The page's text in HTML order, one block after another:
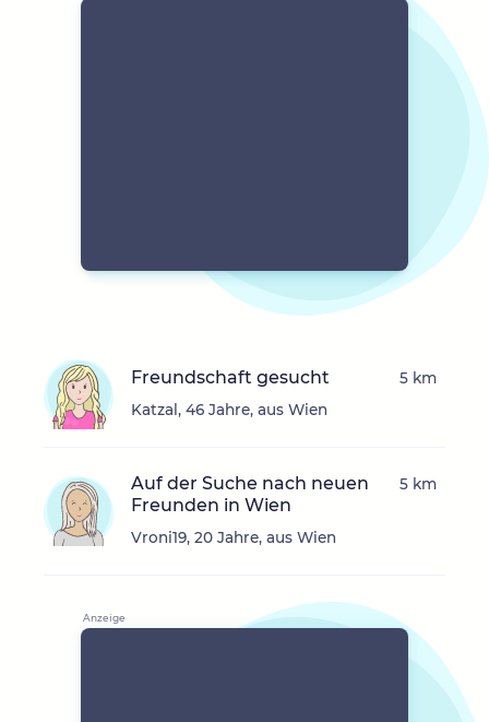
Freundschaft gesucht
Katzal, 46 Jahre, aus Wien
5 km
Auf der Suche nach neuen
Freunden in Wien
Vroni19, 20 Jahre, aus Wien
5 km